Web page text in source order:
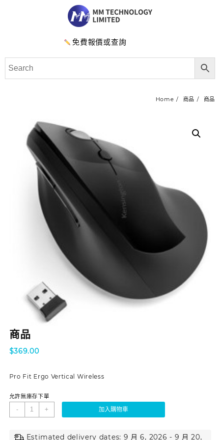
免費報價或查詢
Home 商品 商品
商品
$369.00
Pro Fit Ergo Vertical Wireless
允許無庫存下單
- + 加入購物車
Estimated delivery dates: 9 月 6, 2026 - 9 月 20,